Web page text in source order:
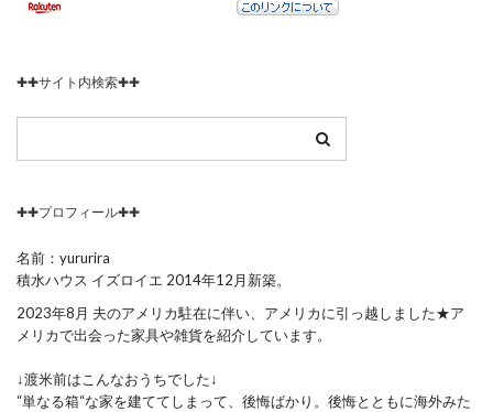
✚✚サイト内検索✚✚
✚✚プロフィール✚✚
名前：yururira
積水ハウス イズロイエ 2014年12月新築。
2023年8月 夫のアメリカ駐在に伴い、アメリカに引っ越しました★ア
メリカで出会った家具や雑貨を紹介しています。
↓渡米前はこんなおうちでした↓
“単なる箱“な家を建ててしまって、後悔ばかり。後悔とともに海外みた